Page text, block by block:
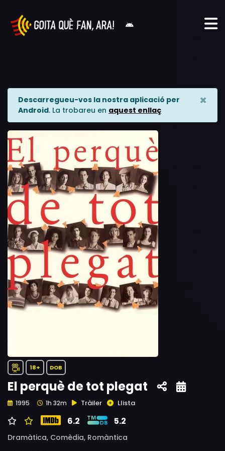
Descarregueu-vos la nostra aplicació per
Android. La trobareu en aquest enllaç
×
18+ DOB
El perquè de tot plegat
1995 1h 32m Tràiler Llista
6.2 5.2
Dramàtica, Comèdia, Romàntica